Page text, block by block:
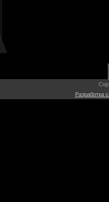
Разработка